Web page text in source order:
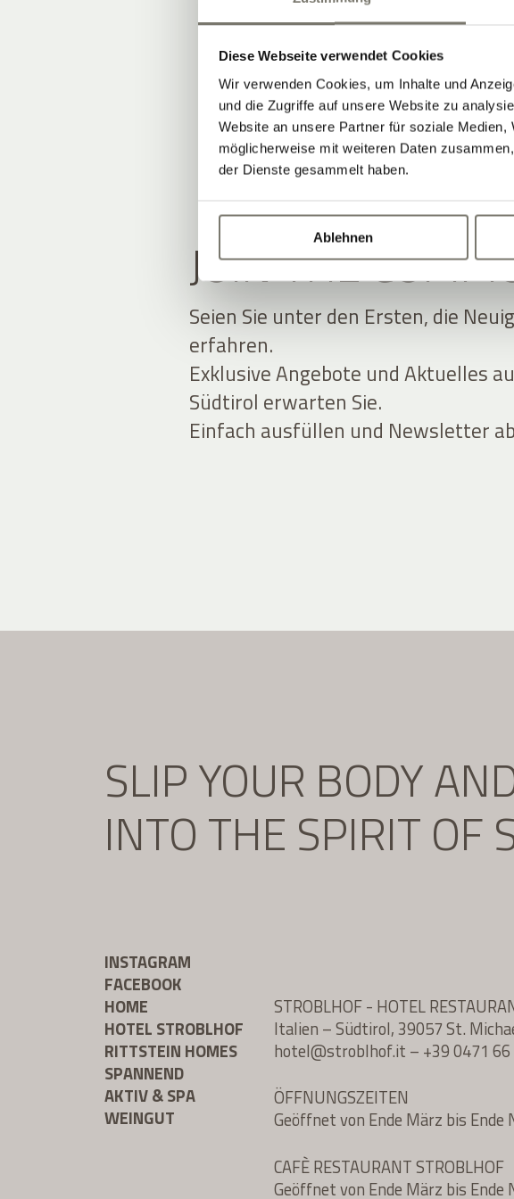
Diese Webseite verwendet Cookies
Wir verwenden Cookies, um Inhalte und
und die Zugriffe auf unsere Website zu
Website an unsere Partner für soziale
möglicherweise mit weiteren Daten
der Dienste gesammelt haben.
Ablehnen
JOIN THE
Seien Sie unter den Ersten, die
erfahren.
Exklusive Angebote und Aktuelles
Südtirol erwarten Sie.
Einfach ausfüllen und Newsletter
SLIP YOUR BODY
INTO THE SPIRIT OF
INSTAGRAM
FACEBOOK
HOME
HOTEL STROBLHOF
RITTSTEIN HOMES
SPANNEND
AKTIV & SPA
WEINGUT
STROBLHOF - HOTEL
Italien – Südtirol, 39057 St.
hotel@stroblhof.it – +39 0471
ÖFFNUNGSZEITEN
Geöffnet von Ende März bis Ende
CAFÈ RESTAURANT STROBLHOF
Geöffnet von Ende März bis Ende